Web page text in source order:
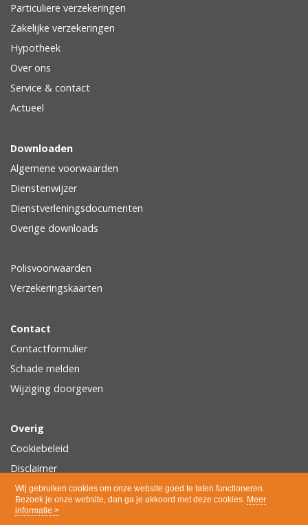
Wij gebruiken cookies om onze website goed te laten functioneren.
Bezoek je onze website, dan ga je akkoord met deze cookies. Meer
informatie >
Particuliere verzekeringen
Zakelijke verzekeringen
Hypotheek
Over ons
Service & contact
Actueel
Downloaden
Algemene voorwaarden
Dienstenwijzer
Dienstverleningsdocumenten
Overige downloads
Polisvoorwaarden
Verzekeringskaarten
Contact
Contactformulier
Schade melden
Wijziging doorgeven
Overig
Cookiebeleid
Disclaimer
Privacy